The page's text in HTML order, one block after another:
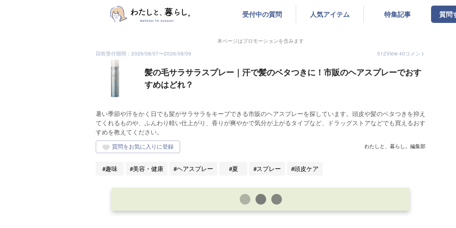
受付中の質問 人気アイテム 特集記事 質問
本ページはプロモーションを含みます
回答受付期間： 2026/08/07〜2026/08/09 512View 40コメント
髪の毛サラサラスプレー｜汗で髪のベタつきに！市販のヘアスプレーでおす
すめはどれ？
暑い季節や汗をかく日でも髪がサラサラをキープできる市販のヘアスプレーを探しています。頭皮や髪のベタつきを抑え
てくれるものや、ふんわり軽い仕上がり、香りが爽やかで気分が上がるタイプなど、ドラッグストアなどでも買えるおす
すめを教えてください。
わたしと、暮らし。編集部
趣味 美容・健康 ヘアスプレー 夏 スプレー 頭皮ケア